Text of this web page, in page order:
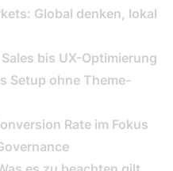
Global denken, lokal
bis UX-Optimierung
Setup ohne Theme-
Rate im Fokus